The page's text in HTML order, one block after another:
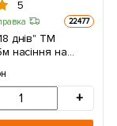
5
22477
днів" ТМ
на
+